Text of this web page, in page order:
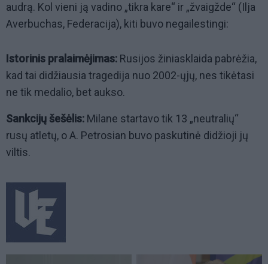
audrą. Kol vieni ją vadino „tikra kare“ ir „žvaigžde“ (Ilja
Averbuchas, Federacija), kiti buvo negailestingi:
Istorinis pralaimėjimas: Rusijos žiniasklaida pabrėžia,
kad tai didžiausia tragedija nuo 2002-ųjų, nes tikėtasi
ne tik medalio, bet aukso.
Sankcijų šešėlis: Milane startavo tik 13 „neutralių“
rusų atletų, o A. Petrosian buvo paskutinė didžioji jų
viltis.